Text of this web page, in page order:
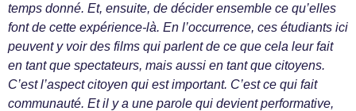
temps donné. Et, ensuite, de décider ensemble ce qu’elles
font de cette expérience-là. En l’occurrence, ces étudiants ici
peuvent y voir des films qui parlent de ce que cela leur fait
en tant que spectateurs, mais aussi en tant que citoyens.
C’est l’aspect citoyen qui est important. C’est ce qui fait
communauté. Et il y a une parole qui devient performative,